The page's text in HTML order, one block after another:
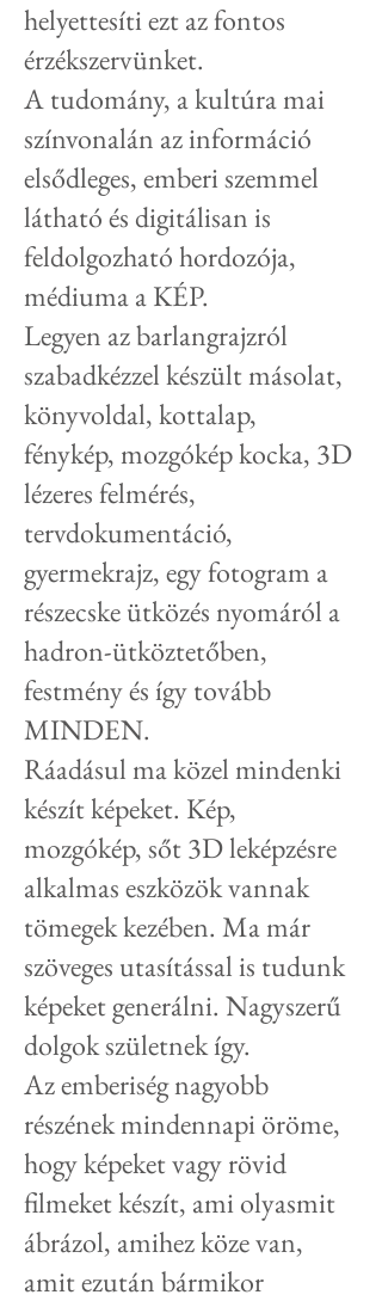
helyettesíti ezt az fontos
érzékszervünket.
A tudomány, a kultúramai
színvonalán az információ
elsődleges, emberi szemmel
látható és digitálisan is
feldolgozható hordozója,
médiuma a KÉP.
Legyen az barlangrajzról
szabadkézzel készült másolat,
könyvoldal, kottalap,
fénykép, mozgókép kocka, 3D
lézeres felmérés,
tervdokumentáció,
gyermekrajz, egy fotogram a
részecske ütközés nyomáról a
hadron-ütköztetőben,
festmény és így tovább
MINDEN.
Ráadásul ma közel mindenki
készít képeket. Kép,
mozgókép, sőt 3D leképzésre
alkalmas eszközök vannak
tömegek kezében. Ma már
szöveges utasítással is tudunk
képeket generálni. Nagyszerű
dolgok születnek így.
Az emberiség nagyobb
részének mindennapi öröme,
hogy képeket vagy rövid
filmeket készít, ami olyasmit
ábrázol, amihez köze van,
amit ezután bármikor